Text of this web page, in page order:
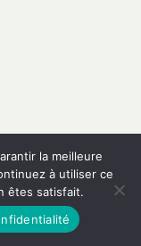
la meilleure
à utiliser ce
êtes satisfait.